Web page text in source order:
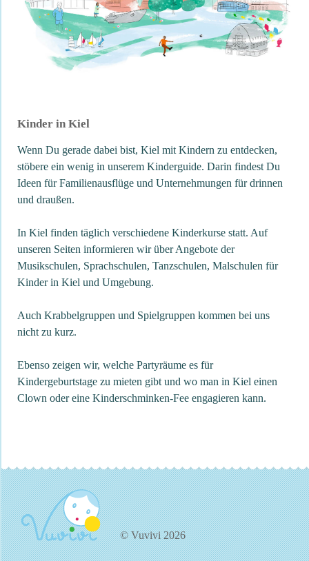
Kinder in Kiel
Wenn Du gerade dabei bist, Kiel mit Kindern zu entdecken,
stöbere ein wenig in unserem Kinderguide. Darin findest Du
Ideen für Familienausflüge und Unternehmungen für drinnen
und draußen.
In Kiel finden täglich verschiedene Kinderkurse statt. Auf
unseren Seiten informieren wir über Angebote der
Musikschulen, Sprachschulen, Tanzschulen, Malschulen für
Kinder in Kiel und Umgebung.
Auch Krabbelgruppen und Spielgruppen kommen bei uns
nicht zu kurz.
Ebenso zeigen wir, welche Partyräume es für
Kindergeburtstage zu mieten gibt und wo man in Kiel einen
Clown oder eine Kinderschminken-Fee engagieren kann.
© Vuvivi 2026